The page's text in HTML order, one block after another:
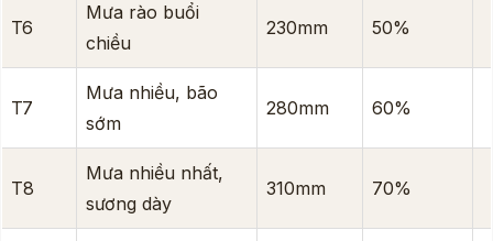
T6
Mưa rào buổi
chiều
230mm 50%
T7
Mưa nhiều, bão
sớm
280mm 60%
T8
Mưa nhiều nhất,
sương dày
310mm 70%